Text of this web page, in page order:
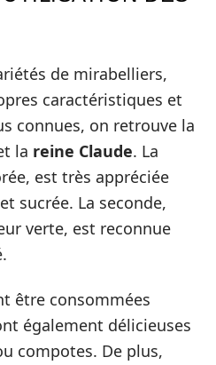
de mirabelliers,
caractéristiques et
connues, on retrouve la
la reine Claude. La
est très appréciée
sucrée. La seconde,
verte, est reconnue
être consommées
également délicieuses
compotes. De plus,